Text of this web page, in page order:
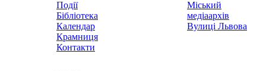
Події
Бібліотека
Календар
Крамниця
Контакти
Міський
медіаархів
Вулиці Львова